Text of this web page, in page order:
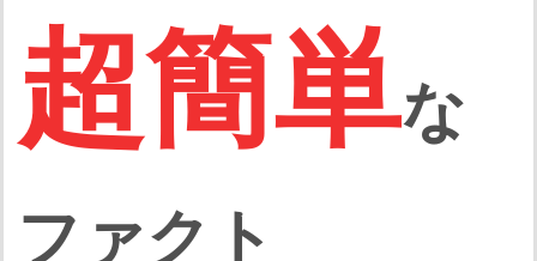
超簡単な
ファクト